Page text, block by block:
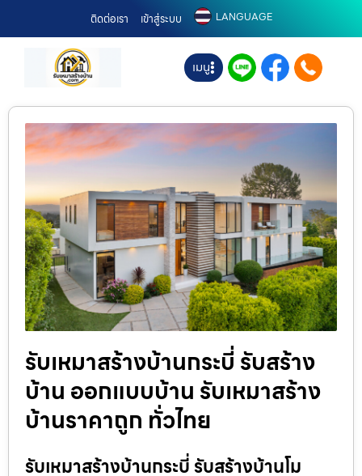
ติดต่อเรา เข้าสู่ระบบ LANGUAGE
เมนู
รับเหมาสร้างบ้านกระบี่ รับสร้าง
บ้าน ออกแบบบ้าน รับเหมาสร้าง
บ้านราคาถูก ทั่วไทย
รับเหมาสร้างบ้านกระบี่ รับสร้างบ้านโม